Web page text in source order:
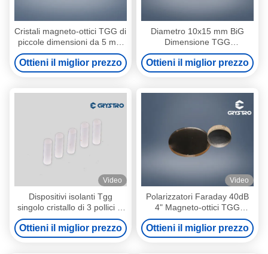
Cristali magneto-ottici TGG di
piccole dimensioni da 5 mm
per isolatori a fibra
Ottieni il miglior prezzo
Diametro 10x15 mm BiG
Dimensione TGG
Monocristallo a basso
assorbimento
Ottieni il miglior prezzo
Video
Dispositivi isolanti Tgg
singolo cristallo di 3 pollici di
diametro
Ottieni il miglior prezzo
Video
Polarizzatori Faraday 40dB
4" Magneto-ottici TGG
Cristalli
Ottieni il miglior prezzo